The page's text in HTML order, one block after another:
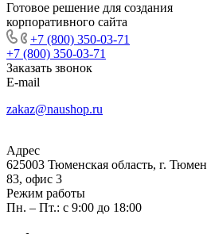
Готовое решение для создания
корпоративного сайта
+7 (800) 350-03-71
+7 (800) 350-03-71
Заказать звонок
E-mail
zakaz@naushop.ru
Адрес
625003 Тюменская область, г.
83, офис 3
Режим работы
Пн. – Пт.: с 9:00 до 18:00